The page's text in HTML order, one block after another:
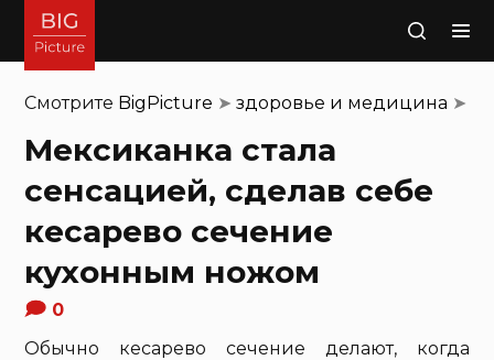
Поиск
Смотрите BigPicture ➤здоровье и медицина ➤
Мексиканка стала
сенсацией, сделав себе
кесарево сечение
кухонным ножом
0
Обычно кесарево сечение делают, когда